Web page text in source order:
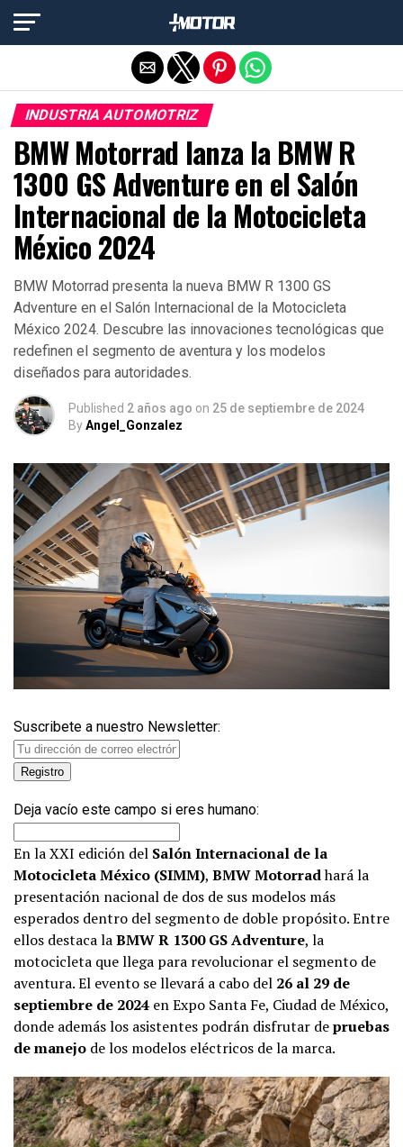
INDUSTRIA AUTOMOTRIZ
BMW Motorrad lanza la BMW R
1300 GS Adventure en el Salón
Internacional de la Motocicleta
México 2024
BMW Motorrad presenta la nueva BMW R 1300 GS
Adventure en el Salón Internacional de la Motocicleta
México 2024. Descubre las innovaciones tecnológicas que
redefinen el segmento de aventura y los modelos
diseñados para autoridades.
Published 2 años ago on 25 de septiembre de 2024
ByAngel_Gonzalez
Suscribete a nuestro Newsletter:
Deja vacío este campo si eres humano:
En la XXI edición del Salón Internacional de la
Motocicleta México (SIMM), BMW Motorradhará la
presentación nacional de dos de sus modelos más
esperados dentro del segmento de doble propósito. Entre
ellos destaca laBMW R 1300 GS Adventure, la
motocicleta que llega para revolucionar el segmento de
aventura. El evento se llevará a cabo del 26 al 29 de
septiembre de 2024 en Expo Santa Fe, Ciudad de México,
donde además los asistentes podrán disfrutar depruebas
de manejo de los modelos eléctricos de la marca.
Salir de la versión móvil